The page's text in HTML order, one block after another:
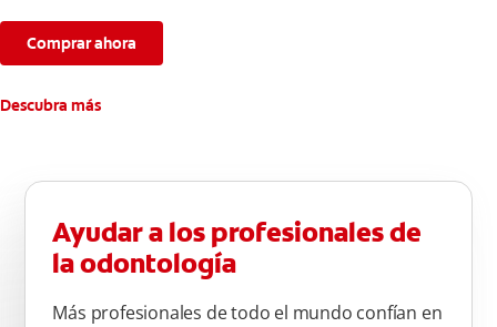
Comprar ahora
Descubra más
Ayudar a los profesionales de
la odontología
Más profesionales de todo el mundo confían en